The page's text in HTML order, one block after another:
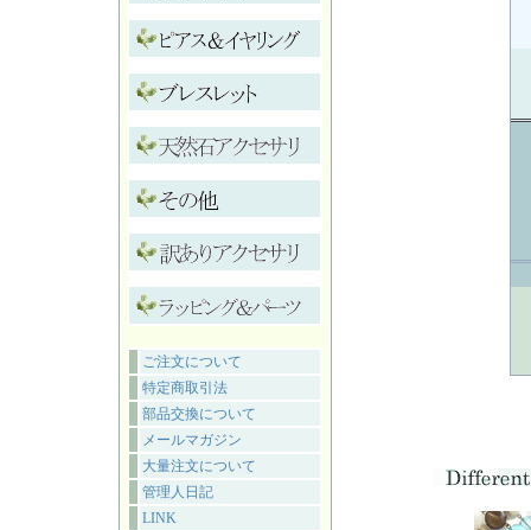
ご注文について
特定商取引法
部品交換について
メールマガジン
大量注文について
管理人日記
LINK